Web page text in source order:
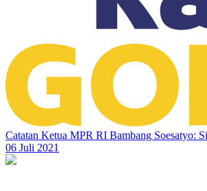
Catatan Ketua MPR RI Bambang Soesatyo:
06 Juli 2021